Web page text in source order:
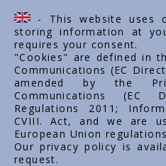
Contact
Carieră
- This website uses
storing information at
requires your consent.
"Cookies" are defined in
Communications (EC
amended by the
Communications (EC
Regulations 2011;
CVIII. Act, and we are
European Union
Our privacy policy is
request.